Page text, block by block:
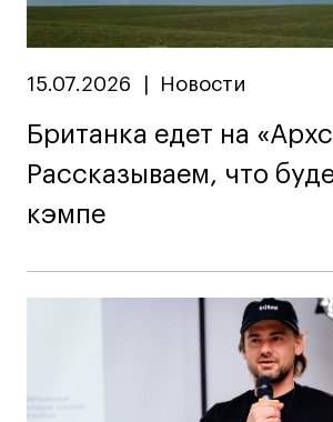
15.07.2026 Новости
Британка едет на
Рассказываем, что
кэмпе